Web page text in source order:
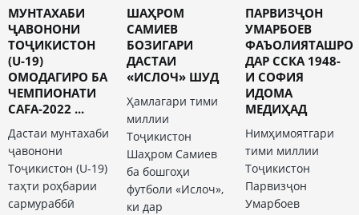
МУНТАХАБИ
ҶАВОНОНИ
ТОҶИКИСТОН
(U-19)
ОМОДАГИРО БА
ЧЕМПИОНАТИ
CAFA-2022 ...
Дастаи мунтахаби
ҷавонони
Тоҷикистон (U-19)
таҳти роҳбарии
сармураббӣ
ШАҲРОМ
САМИЕВ
БОЗИГАРИ
ДАСТАИ
«ИСЛОЧ» ШУД
Ҳамлагари тими
миллии
Тоҷикистон
Шаҳром Самиев
ба бошгоҳи
футболи «Ислоч»,
ки дар
ПАРВИЗҶОН
УМАРБОЕВ
ФАЪОЛИЯТАШРО
ДАР ССКА 1948-
И СОФИЯ
ИДОМА
МЕДИҲАД
Нимҳимоятгари
тими миллии
Тоҷикистон
Парвизҷон
Умарбоев